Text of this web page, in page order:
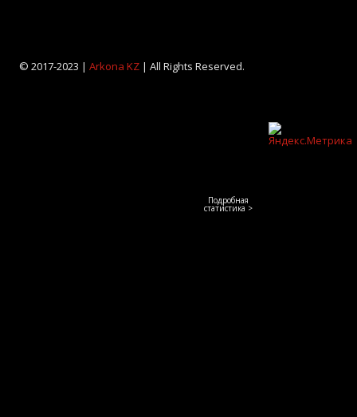
© 2017-2023 | Arkona KZ| All Rights Reserved.
Подробная
статистика >